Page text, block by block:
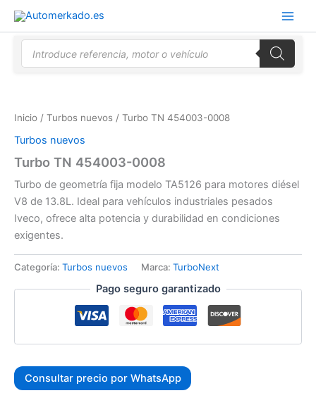
contenido
Búsqueda
Inicio / Turbos nuevos / Turbo TN 454003-0008
Turbos nuevos
Turbo TN 454003-0008
Turbo de geometría fija modelo TA5126 para motores diésel
V8 de 13.8L. Ideal para vehículos industriales pesados
Iveco, ofrece alta potencia y durabilidad en condiciones
exigentes.
Categoría: Turbos nuevos Marca: TurboNext
Pago seguro garantizado
Consultar precio por WhatsApp